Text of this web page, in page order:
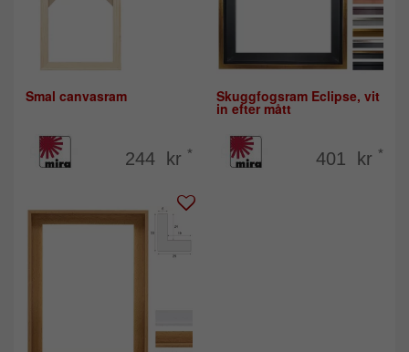
Smal canvasram
244 kr *
Skuggfogsram Eclipse, vit
in efter mått
401 kr *